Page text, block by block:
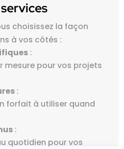
choisissez la façon
à vos côtés :
:
mesure pour vos projets
:
forfait à utiliser quand
:
quotidien pour vos